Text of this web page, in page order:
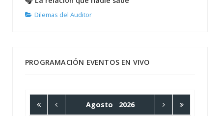
Dilemas del Auditor
PROGRAMACIÓN EVENTOS EN VIVO
Agosto 2026